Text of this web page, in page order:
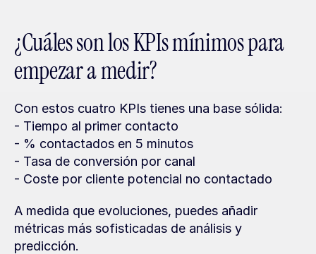
¿Cuáles son los KPIs mínimos para
empezar a medir?
Con estos cuatro KPIs tienes una base sólida:
- Tiempo al primer contacto
- % contactados en 5 minutos
- Tasa de conversión por canal
- Coste por cliente potencial no contactado
A medida que evoluciones, puedes añadir
métricas más sofisticadas de análisis y
predicción.